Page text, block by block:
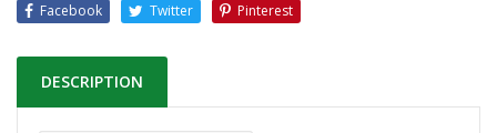
Facebook Twitter Pinterest
DESCRIPTION